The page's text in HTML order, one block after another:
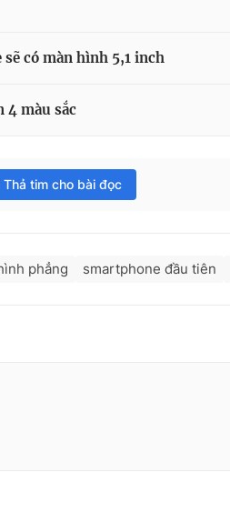
sẽ có màn hình 5,1 inch
4 màu sắc
Thả tim cho bài đọc
phẳng smartphone đầu tiên